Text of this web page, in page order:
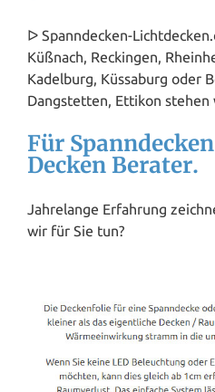
ᐅ Spanndecken-
Küßnach, Reckingen,
Kadelburg, Küssaburg oder
Dangstetten, Ettikon stehen
Für
Decken Berater.
Jahrelange Erfahrung
wir für Sie tun?